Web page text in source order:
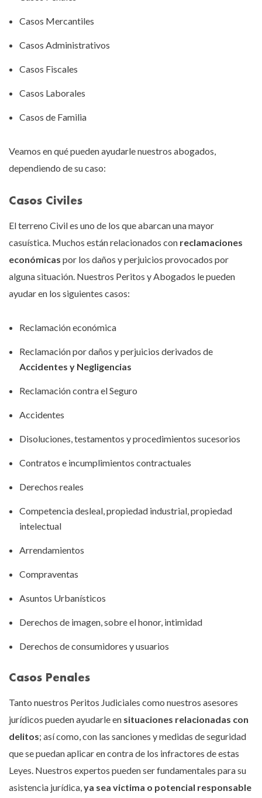
Casos Mercantiles
Casos Administrativos
Casos Fiscales
Casos Laborales
Casos de Familia
Veamos en qué pueden ayudarle nuestros abogados,
dependiendo de su caso:
Casos Civiles
El terreno Civil es uno de los que abarcan una mayor
casuística. Muchos están relacionados con reclamaciones
económicas por los daños y perjuicios provocados por
alguna situación. Nuestros Peritos y Abogados le pueden
ayudar en los siguientes casos:
Reclamación económica
Reclamación por daños y perjuicios derivados de
Accidentes y Negligencias
Reclamación contra el Seguro
Accidentes
Disoluciones, testamentos y procedimientos sucesorios
Contratos e incumplimientos contractuales
Derechos reales
Competencia desleal, propiedad industrial, propiedad
intelectual
Arrendamientos
Compraventas
Asuntos Urbanísticos
Derechos de imagen, sobre el honor, intimidad
Derechos de consumidores y usuarios
Casos Penales
Tanto nuestros Peritos Judiciales como nuestros asesores
jurídicos pueden ayudarle en situaciones relacionadas con
delitos; así como, con las sanciones y medidas de seguridad
que se puedan aplicar en contra de los infractores de estas
Leyes. Nuestros expertos pueden ser fundamentales para su
asistencia jurídica,ya sea victima o potencial responsable